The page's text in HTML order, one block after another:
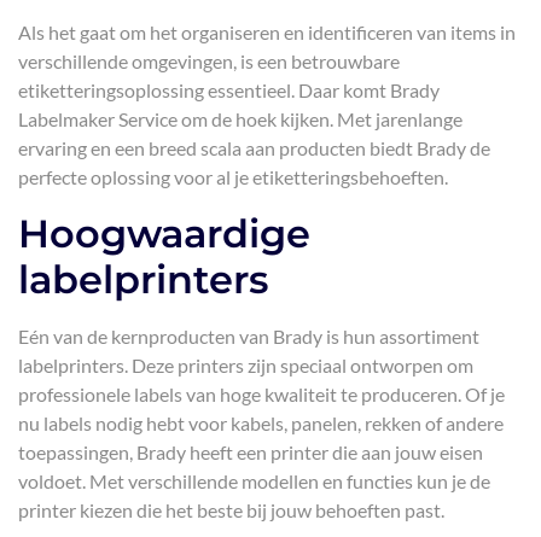
Als het gaat om het organiseren en identificeren van items in
verschillende omgevingen, is een betrouwbare
etiketteringsoplossing essentieel. Daar komt Brady
Labelmaker Service om de hoek kijken. Met jarenlange
ervaring en een breed scala aan producten biedt Brady de
perfecte oplossing voor al je etiketteringsbehoeften.
Hoogwaardige
labelprinters
Eén van de kernproducten van Brady is hun assortiment
labelprinters. Deze printers zijn speciaal ontworpen om
professionele labels van hoge kwaliteit te produceren. Of je
nu labels nodig hebt voor kabels, panelen, rekken of andere
toepassingen, Brady heeft een printer die aan jouw eisen
voldoet. Met verschillende modellen en functies kun je de
printer kiezen die het beste bij jouw behoeften past.